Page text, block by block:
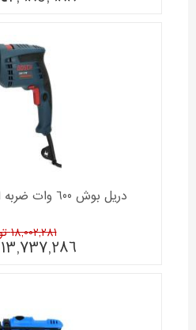
دریل بوش 600 وات ضربه ای مدل gsb 13 re
18,002,281 تومان
13,737,286